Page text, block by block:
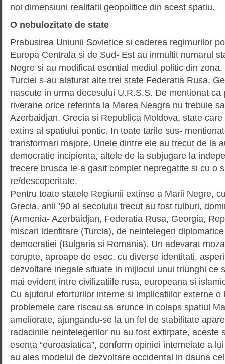
noi dimensiuni realitatii geopolitice din acest spatiu.
O nebulozitate de state
Prabusirea Uniunii Sovietice si caderea regimurilor
Europa Centrala si de Sud- Est au inmultit numarul
Negre si au modificat esential mediul politic din
Turciei s-au alaturat alte trei state Federatia Rusa,
nascute in urma decesului U.R.S.S. De mentionat ca
riverane orice referinta la Marea Neagra nu trebuie
Azerbaidjan, Grecia si Republica Moldova, state
extins al spatiului pontic. In toate tarile sus-
transformari majore. Unele dintre ele au trecut de la
democratie incipienta, altele de la subjugare la
trecere brusca le-a gasit complet nepregatite si cu o
re/descoperitate.
Pentru toate statele Regiunii extinse a Marii Negre,
Grecia, anii ’90 al secolului trecut au fost tulburi,
(Armenia- Azerbaidjan, Federatia Rusa, Georgia,
miscari identitare (Turcia), de neintelegeri
democratiei (Bulgaria si Romania). Un adevarat
corupte, aproape de esec, cu diverse identitati,
dezvoltare inegale situate in mijlocul unui triunghi ce
mai evident intre civilizatiile rusa, europeana si
Cu ajutorul eforturilor interne si implicatiilor externe o
problemele care riscau sa arunce in colaps spatiul
ameliorate, ajungandu-se la un fel de stabilitate
radacinile neintelegerilor nu au fost extirpate, aceste
esenta “euroasiatica”, conform opiniei intemeiate a
au ales modelul de dezvoltare occidental in dauna